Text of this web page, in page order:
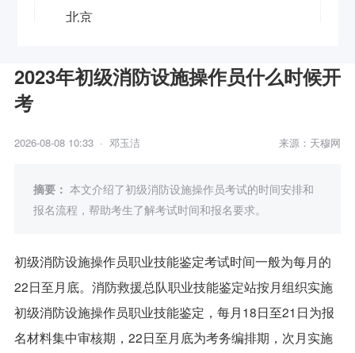
2023年初级消防设施操作员什么时候开
考
2026-08-08 10:33 · 邓玉洁 来源：天穆网
摘要： 本文介绍了初级消防设施操作员考试的时间安排和
报名流程，帮助考生了解考试时间和报名要求。
初级消防设施操作员职业技能鉴定考试时间一般为每月的
22日至月底。消防救援总队职业技能鉴定站按月组织实施
初级消防设施操作员职业技能鉴定，每月18日至21日为报
名材料集中审核期，22日至月底为考务编排期，次月实施